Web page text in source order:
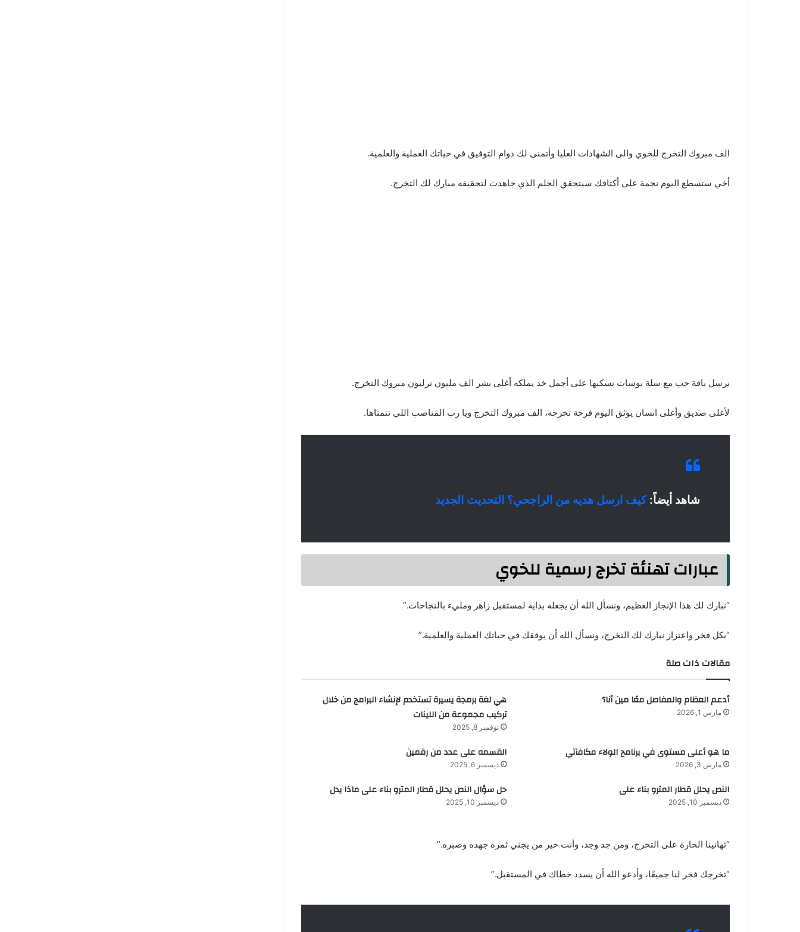
الف مبروك التخرج للخوي والى الشهادات العليا وأتمنى لك دوام التوفيق في حياتك العملية والعلمية.
أخي ستسطع اليوم نجمة على أكتافك سيتحقق الحلم الذي جاهدت لتحقيقه مبارك لك التخرج.
نرسل باقة حب مع سلة بوسات نسكبها على أجمل خد يملكه أغلى بشر الف مليون ترليون مبروك التخرج.
لأغلى صديق وأغلى انسان يوثق اليوم فرحة تخرجه، الف مبروك التخرج ويا رب المناصب اللي تتمناها.
شاهد أيضاً:كيف ارسل هديه من الراجحي؟ التحديث الجديد
عبارات تهنئة تخرج رسمية للخوي
“نبارك لك هذا الإنجاز العظيم، ونسأل الله أن يجعله بداية لمستقبل زاهر ومليء بالنجاحات.”
“بكل فخر واعتزاز نبارك لك التخرج، ونسأل الله أن يوفقك في حياتك العملية والعلمية.”
مقالات ذات صلة
أدعم العظام والمفاصل معًا مين أنا؟
مارس 1, 2026
هي لغة برمجة يسيرة تستخدم لإنشاء البرامج من خلال
تركيب مجموعة من اللينات
نوفمبر 8, 2025
ما هو أعلى مستوى في برنامج الولاء مكافآتي
مارس 3, 2026
القسمه على عدد من رقمين
ديسمبر 6, 2025
النص يحلل قطار المترو بناء على
ديسمبر 10, 2025
حل سؤال النص يحلل قطار المترو بناء على ماذا يدل
ديسمبر 10, 2025
“تهانينا الحارة على التخرج، ومن جد وجد، وأنت خير من يجني ثمرة جهده وصبره.”
“تخرجك فخر لنا جميعًا، وأدعو الله أن يسدد خطاك في المستقبل.”